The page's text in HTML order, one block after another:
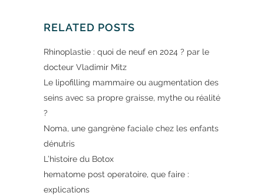
RELATED POSTS
Rhinoplastie : quoi de neuf en 2024 ? par le
docteur Vladimir Mitz
Le lipofilling mammaire ou augmentation des
seins avec sa propre graisse, mythe ou réalité
?
Noma, une gangrène faciale chez les enfants
dénutris
L’histoire du Botox
hematome post operatoire, que faire :
explications